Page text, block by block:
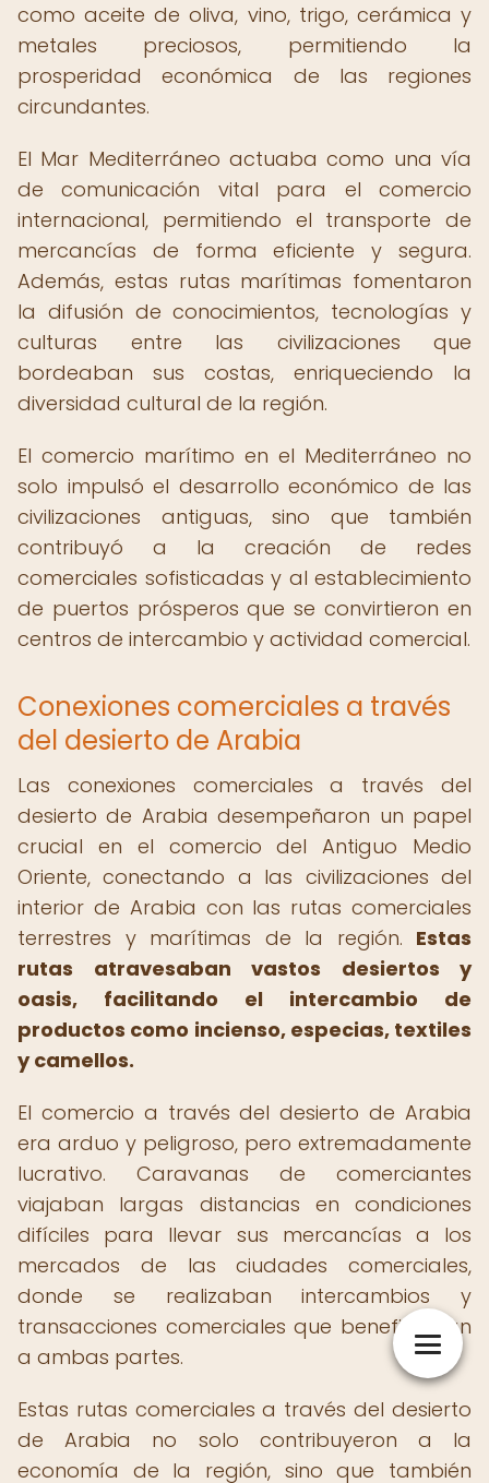
como aceite de oliva, vino, trigo, cerámica y
metales preciosos, permitiendo la
prosperidad económica de las regiones
circundantes.
El Mar Mediterráneo actuaba como una vía
de comunicación vital para el comercio
internacional, permitiendo el transporte de
mercancías de forma eficiente y segura.
Además, estas rutas marítimas fomentaron
la difusión de conocimientos, tecnologías y
culturas entre las civilizaciones que
bordeaban sus costas, enriqueciendo la
diversidad cultural de la región.
El comercio marítimo en el Mediterráneo no
solo impulsó el desarrollo económico de las
civilizaciones antiguas, sino que también
contribuyó a la creación de redes
comerciales sofisticadas y al establecimiento
de puertos prósperos que se convirtieron en
centros de intercambio y actividad comercial.
Conexiones comerciales a través
del desierto de Arabia
Las conexiones comerciales a través del
desierto de Arabia desempeñaron un papel
crucial en el comercio del Antiguo Medio
Oriente, conectando a las civilizaciones del
interior de Arabia con las rutas comerciales
terrestres y marítimas de la región. Estas
rutas atravesaban vastos desiertos y
oasis, facilitando el intercambio de
productos como incienso, especias, textiles
y camellos.
El comercio a través del desierto de Arabia
era arduo y peligroso, pero extremadamente
lucrativo. Caravanas de comerciantes
viajaban largas distancias en condiciones
difíciles para llevar sus mercancías a los
mercados de las ciudades comerciales,
donde se realizaban intercambios y
transacciones comerciales que beneficiaban
a ambas partes.
Estas rutas comerciales a través del desierto
de Arabia no solo contribuyeron a la
economía de la región, sino que también